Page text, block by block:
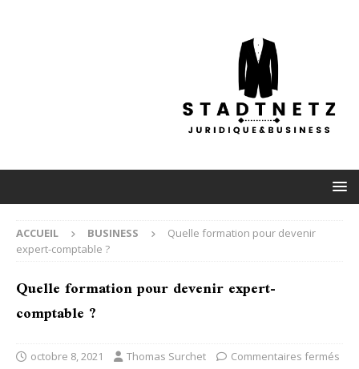
ACCUEIL BUSINESS
Quelle formation pour devenir
expert-comptable ?
Quelle formation pour devenir expert-
comptable ?
octobre 8, 2021 Thomas Surchet Commentaires fermés